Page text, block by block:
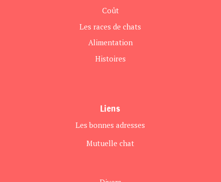
Coût
Les races de chats
Alimentation
Histoires
Liens
Les bonnes adresses
Mutuelle chat